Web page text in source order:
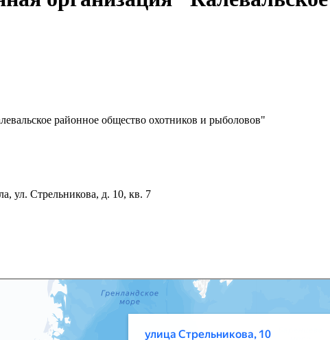
районное общество охотников и рыболовов"
ул. Стрельникова, д. 10, кв. 7